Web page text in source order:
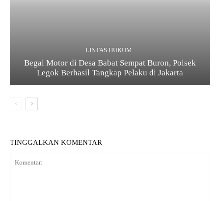
LINTAS HUKUM
Begal Motor di Desa Babat Sempat Buron, Polsek
Legok Berhasil Tangkap Pelaku di Jakarta
TINGGALKAN KOMENTAR